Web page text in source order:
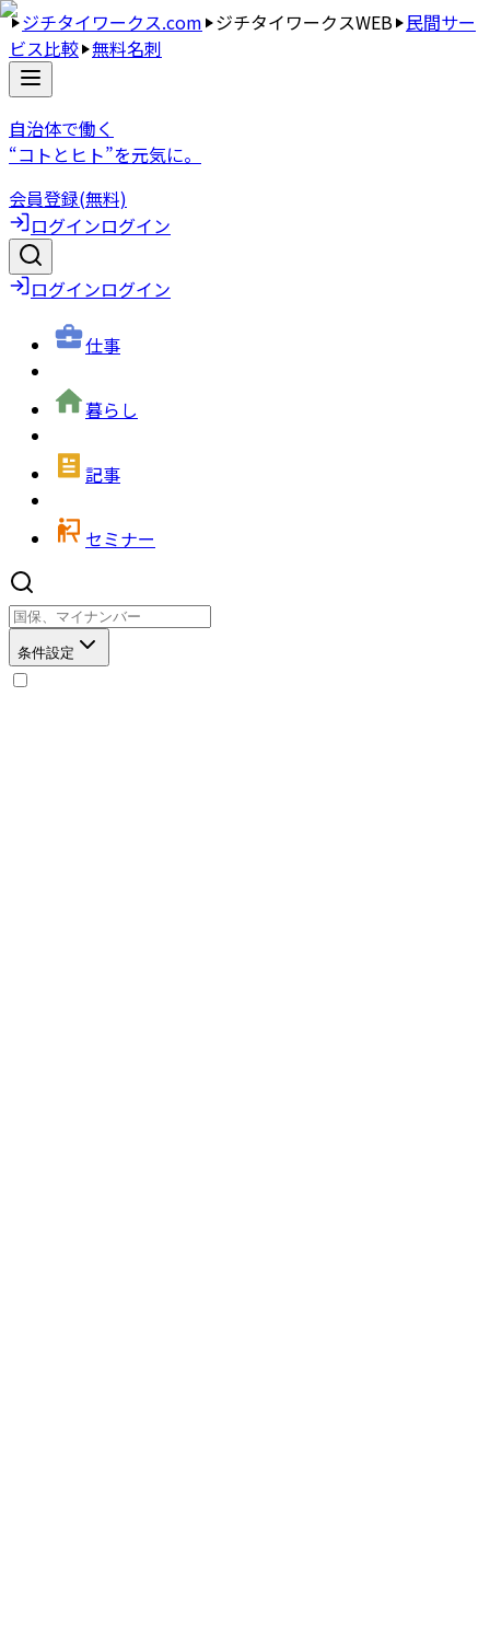
ジチタイワークス.com ジチタイワークスWEB 民間サー
ビス比較 無料名刺
自治体で働く
“コトとヒト”を元気に。
会員登録(無料)
ログインログイン
ログインログイン
仕事
暮らし
記事
セミナー
条件設定